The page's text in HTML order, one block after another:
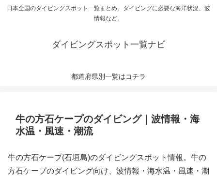
日本全国のダイビングスポット一覧まとめ。ダイビングに必要な海洋状況、波
情報など。
ダイビングスポット一覧ナビ
都道府県別一覧はコチラ
牛の方石ケープのダイビング｜波情報・海
水温・風速・潮流
牛の方石ケープ(石垣島)のダイビングスポット情報。牛の
方石ケープのダイビング向け、波情報・海水温・風速・潮